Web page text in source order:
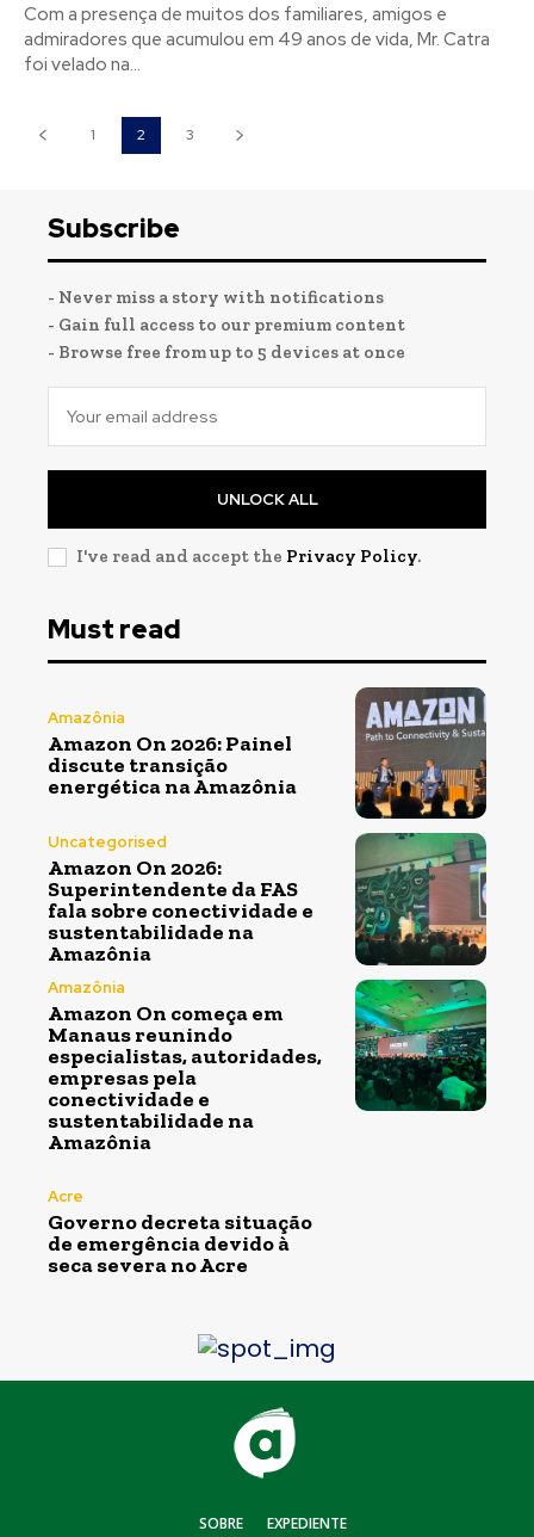
Com a presença de muitos dos familiares, amigos e
admiradores que acumulou em 49 anos de vida, Mr. Catra
foi velado na...
1 2 3
Subscribe
- Never miss a story with notifications
- Gain full access to our premium content
- Browse free from up to 5 devices at once
UNLOCK ALL
I've read and accept the Privacy Policy.
Must read
Amazônia
Amazon On 2026: Painel
discute transição
energética na Amazônia
Uncategorised
Amazon On 2026:
Superintendente da FAS
fala sobre conectividade e
sustentabilidade na
Amazônia
Amazônia
Amazon On começa em
Manaus reunindo
especialistas, autoridades,
empresas pela
conectividade e
sustentabilidade na
Amazônia
Acre
Governo decreta situação
de emergência devido à
seca severa no Acre
SOBRE EXPEDIENTE